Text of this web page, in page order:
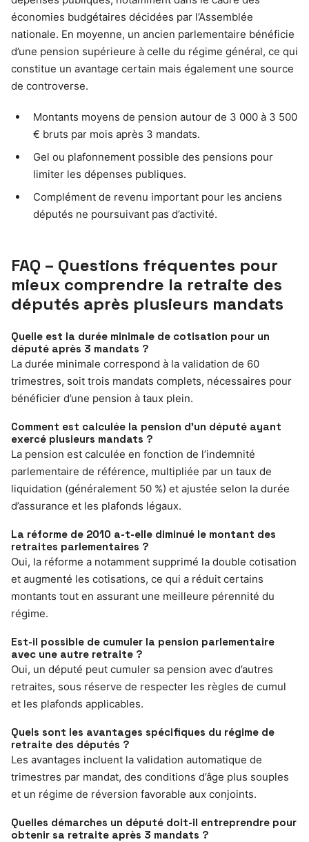
économies budgétaires décidées par l’Assemblée
nationale. En moyenne, un ancien parlementaire bénéficie
d’une pension supérieure à celle du régime général, ce qui
constitue un avantage certain mais également une source
de controverse.
Montants moyens de pension autour de 3 000 à 3 500
€ bruts par mois après 3 mandats.
Gel ou plafonnement possible des pensions pour
limiter les dépenses publiques.
Complément de revenu important pour les anciens
députés ne poursuivant pas d’activité.
FAQ – Questions fréquentes pour
mieux comprendre la retraite des
députés après plusieurs mandats
Quelle est la durée minimale de cotisation pour un
député après 3 mandats ?
La durée minimale correspond à la validation de 60
trimestres, soit trois mandats complets, nécessaires pour
bénéficier d’une pension à taux plein.
Comment est calculée la pension d’un député ayant
exercé plusieurs mandats ?
La pension est calculée en fonction de l’indemnité
parlementaire de référence, multipliée par un taux de
liquidation (généralement 50 %) et ajustée selon la durée
d’assurance et les plafonds légaux.
La réforme de 2010 a-t-elle diminué le montant des
retraites parlementaires ?
Oui, la réforme a notamment supprimé la double cotisation
et augmenté les cotisations, ce qui a réduit certains
montants tout en assurant une meilleure pérennité du
régime.
Est-il possible de cumuler la pension parlementaire
avec une autre retraite ?
Oui, un député peut cumuler sa pension avec d’autres
retraites, sous réserve de respecter les règles de cumul
et les plafonds applicables.
Quels sont les avantages spécifiques du régime de
retraite des députés ?
Les avantages incluent la validation automatique de
trimestres par mandat, des conditions d’âge plus souples
et un régime de réversion favorable aux conjoints.
Quelles démarches un député doit-il entreprendre pour
obtenir sa retraite après 3 mandats ?